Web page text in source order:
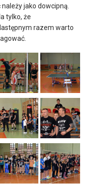
jako dowcipną.
tylko, że
razem warto